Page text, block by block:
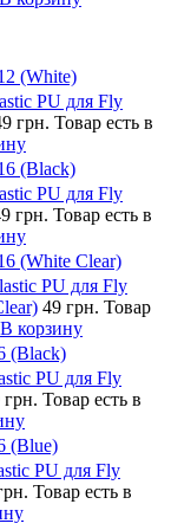
(White)
PU для Fly
грн. Товар есть в
(Black)
PU для Fly
грн. Товар есть в
(White Clear)
PU для Fly
49 грн. Товар
В корзину
(Black)
PU для Fly
грн. Товар есть в
(Blue)
PU для Fly
Товар есть в